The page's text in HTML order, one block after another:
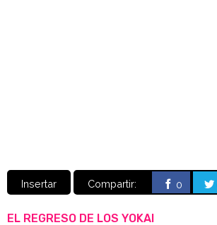
Insertar Compartir: 0
EL REGRESO DE LOS YOKAI